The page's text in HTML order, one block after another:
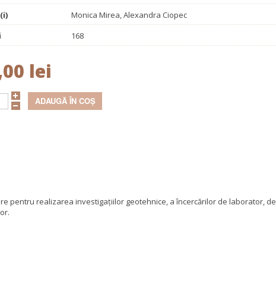
Monica Mirea, Alexandra Ciopec
168
lei
pentru realizarea investigaţiilor geotehnice, a încercărilor de laborator, de